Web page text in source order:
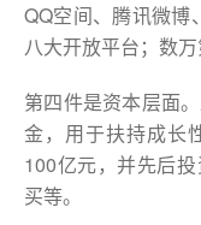
QQ空间、腾讯微博
八大开放平台；数
第四件是资本层面
金，用于扶持成长
100亿元，并先后
买等。